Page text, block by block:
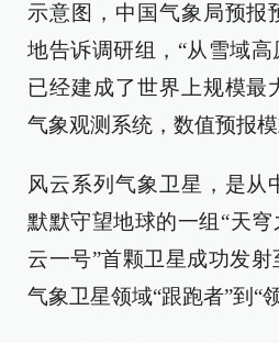
示意图，中国气象局预报
地告诉调研组，“从雪域
已经建成了世界上规模最
气象观测系统，数值预报
风云系列气象卫星，是从
默默守望地球的一组“天穹
云一号”首颗卫星成功发
气象卫星领域“跟跑者”到“